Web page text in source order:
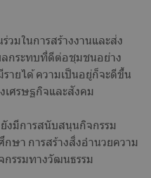
วมในการสร้างงานและส่ง
ลกระทบที่ดีต่อชุมชนอย่าง
ายได้ ความเป็นอยู่ก็จะดีขึ้น
ศรษฐกิจและสังคม
งมีการสนับสนุนกิจกรรม
ษา การสร้างสิ่งอำนวยความ
กรรมทางวัฒนธรรม